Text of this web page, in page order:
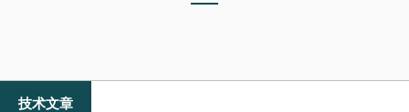
技术文章